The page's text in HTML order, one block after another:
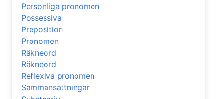
Personliga pronomen
Possessiva
Preposition
Pronomen
Räkneord
Räkneord
Reflexiva pronomen
Sammansättningar